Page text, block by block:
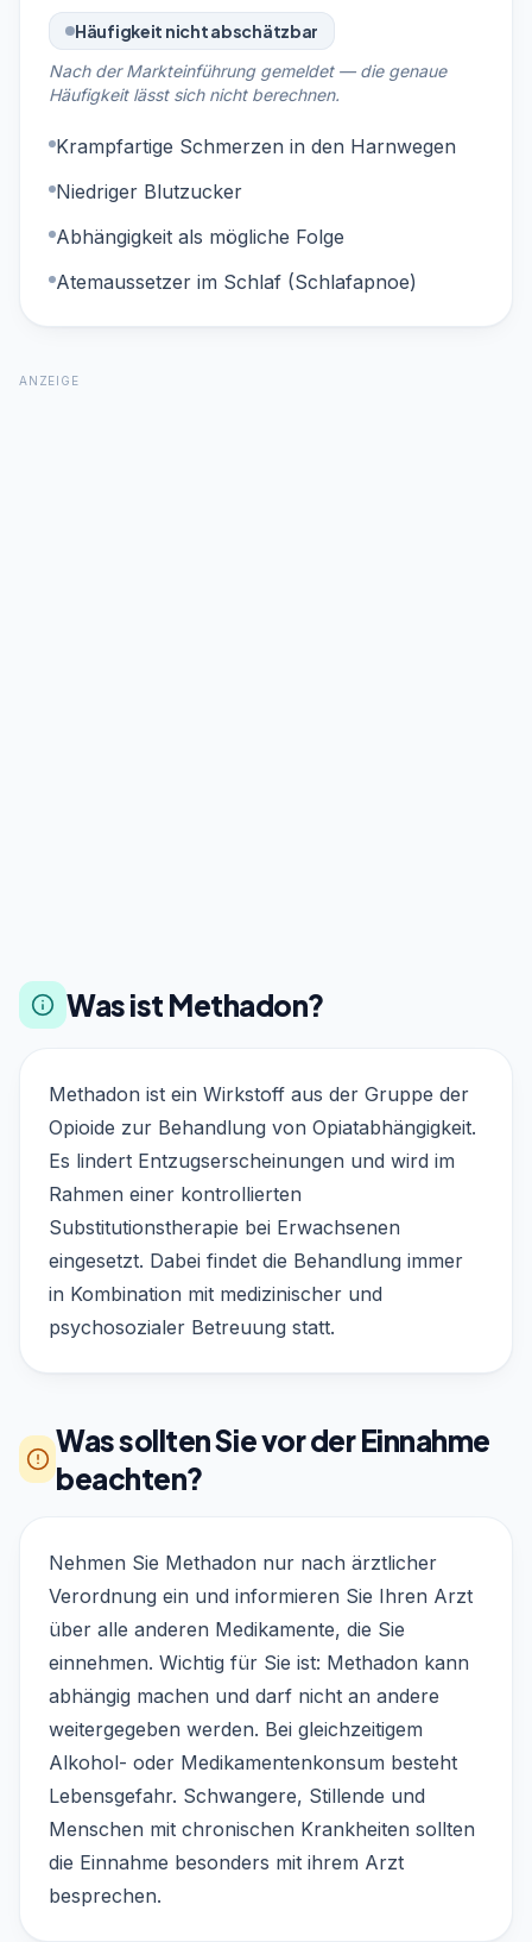
Häufigkeit nicht abschätzbar
Nach der Markteinführung gemeldet — die genaue
Häufigkeit lässt sich nicht berechnen.
Krampfartige Schmerzen in den Harnwegen
Niedriger Blutzucker
Abhängigkeit als mögliche Folge
Atemaussetzer im Schlaf (Schlafapnoe)
ANZEIGE
Was ist Methadon?
Methadon ist ein Wirkstoff aus der Gruppe der
Opioide zur Behandlung von Opiatabhängigkeit.
Es lindert Entzugserscheinungen und wird im
Rahmen einer kontrollierten
Substitutionstherapie bei Erwachsenen
eingesetzt. Dabei findet die Behandlung immer
in Kombination mit medizinischer und
psychosozialer Betreuung statt.
Was sollten Sie vor der Einnahme
beachten?
Nehmen Sie Methadon nur nach ärztlicher
Verordnung ein und informieren Sie Ihren Arzt
über alle anderen Medikamente, die Sie
einnehmen. Wichtig für Sie ist: Methadon kann
abhängig machen und darf nicht an andere
weitergegeben werden. Bei gleichzeitigem
Alkohol- oder Medikamentenkonsum besteht
Lebensgefahr. Schwangere, Stillende und
Menschen mit chronischen Krankheiten sollten
die Einnahme besonders mit ihrem Arzt
besprechen.